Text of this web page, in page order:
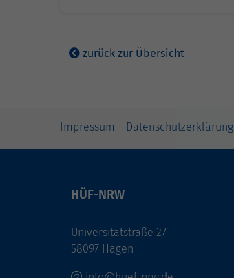
zurück zur Übersicht
Impressum Datenschutzerklärung
HÜF-NRW
Universitätstraße 27
58097 Hagen